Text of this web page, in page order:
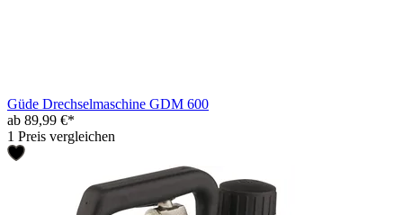
Güde Drechselmaschine GDM 600
ab 89,99 €*
1 Preis vergleichen